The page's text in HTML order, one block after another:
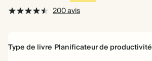
200 avis
Type de livre Planificateur de productivité